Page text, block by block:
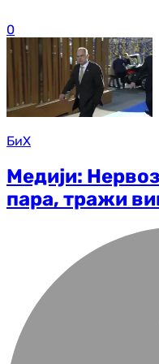
0
БиХ
Медији:
пара, тражи